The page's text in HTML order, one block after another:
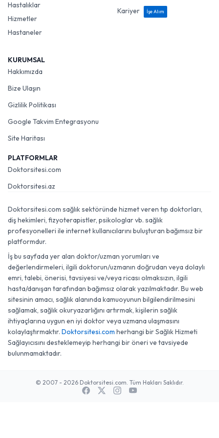
Hastalıklar
Hizmetler
Hastaneler
Kariyer
İşe Alım
KURUMSAL
Hakkımızda
Bize Ulaşın
Gizlilik Politikası
Google Takvim Entegrasyonu
Site Haritası
PLATFORMLAR
Doktorsitesi.com
Doktorsitesi.az
Doktorsitesi.com sağlık sektöründe hizmet veren tıp doktorları,
diş hekimleri, fizyoterapistler, psikologlar vb. sağlık
profesyonelleri ile internet kullanıcılarını buluşturan bağımsız bir
platformdur.
İş bu sayfada yer alan doktor/uzman yorumları ve
değerlendirmeleri, ilgili doktorun/uzmanın doğrudan veya dolaylı
emri, talebi, önerisi, tavsiyesi ve/veya ricası olmaksızın, ilgili
hasta/danışan tarafından bağımsız olarak yazılmaktadır. Bu web
sitesinin amacı, sağlık alanında kamuoyunun bilgilendirilmesini
sağlamak, sağlık okuryazarlığını artırmak, kişilerin sağlık
ihtiyaçlarına uygun en iyi doktor veya uzmana ulaşmasını
kolaylaştırmaktır. Doktorsitesi.com herhangi bir Sağlık Hizmeti
Sağlayıcısını desteklemeyip herhangi bir öneri ve tavsiyede
bulunmamaktadır.
© 2007 - 2026 Doktorsitesi.com. Tüm Hakları Saklıdır.